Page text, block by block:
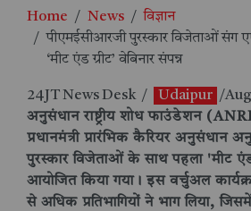
Home News
विज्ञान
पीएमईसीआरजी पुरस्कार विजेताओं संग
‘मीट एंड ग्रीट’ वेबिनार संपन्न
24JT News Desk / Udaipur /
अनुसंधान राष्ट्रीय शोध फाउंडेशन
प्रधानमंत्री प्रारंभिक कैरियर अनुसंधान
पुरस्कार विजेताओं के साथ पहला 'मीट एंड
आयोजित किया गया। इस वर्चुअल
से अधिक प्रतिभागियों ने भाग लिया,